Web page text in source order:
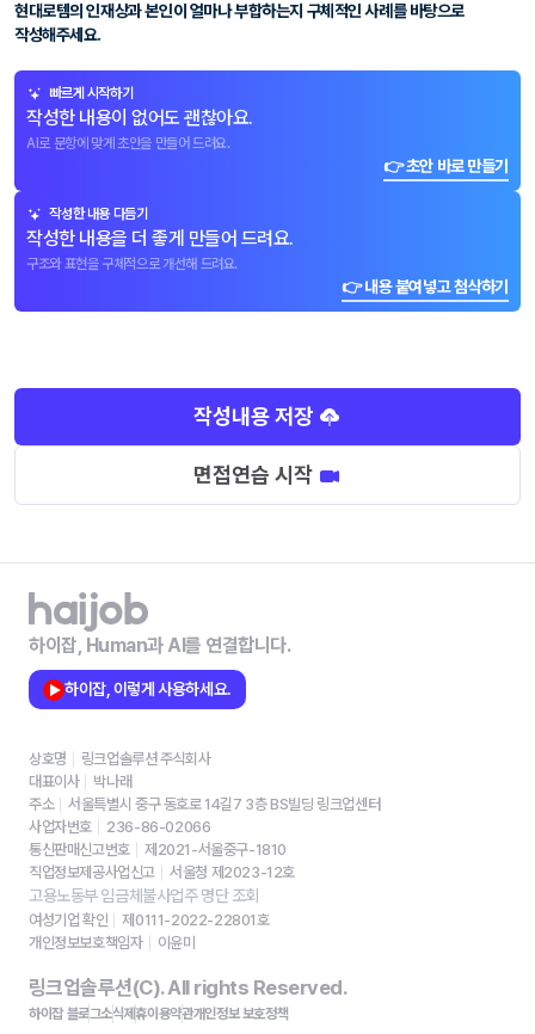
현대로템의 인재상과 본인이 얼마나 부합하는지 구체적인 사례를 바탕으로
작성해주세요.
빠르게 시작하기
작성한 내용이 없어도 괜찮아요.
AI로 문항에 맞게 초안을 만들어 드려요.
👉 초안 바로 만들기
작성한 내용 다듬기
작성한 내용을 더 좋게 만들어 드려요.
구조와 표현을 구체적으로 개선해 드려요.
👉 내용 붙여넣고 첨삭하기
작성내용 저장
면접연습 시작
하이잡, Human과 AI를 연결합니다.
하이잡, 이렇게 사용하세요.
상호명
링크업솔루션 주식회사
대표이사
박나래
주소
서울특별시 중구 동호로 14길7 3층 BS빌딩 링크업센터
사업자번호
236-86-02066
통신판매신고번호
제2021-서울중구-1810
직업정보제공사업신고
서울청 제2023-12호
고용노동부 임금체불사업주 명단 조회
여성기업 확인
제0111-2022-22801호
개인정보보호책임자
이윤미
링크업솔루션(C). All rights Reserved.
하이잡 블로그소식제휴이용약관개인정보 보호정책